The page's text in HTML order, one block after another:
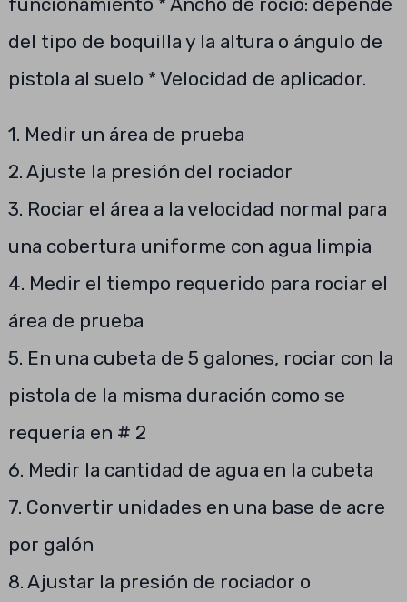
del tipo de boquilla y la altura o ángulo de
pistola al suelo * Velocidad de aplicador.
1. Medir un área de prueba
2. Ajuste la presión del rociador
3. Rociar el área a la velocidad normal para
una cobertura uniforme con agua limpia
4. Medir el tiempo requerido para rociar el
área de prueba
5. En una cubeta de 5 galones, rociar con la
pistola de la misma duración como se
requería en # 2
6. Medir la cantidad de agua en la cubeta
7. Convertir unidades en una base de acre
por galón
8. Ajustar la presión de rociador o